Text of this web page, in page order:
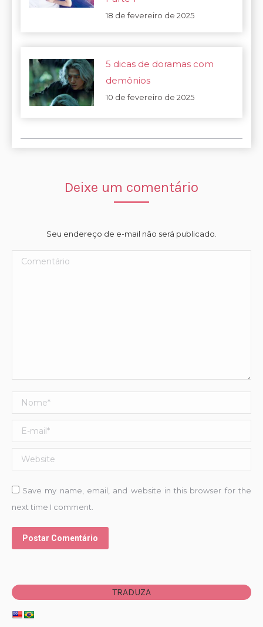
18 de fevereiro de 2025
5 dicas de doramas com
demônios
10 de fevereiro de 2025
Deixe um comentário
Seu endereço de e-mail não será publicado.
Comentário
Nome *
E-mail *
Website
Save my name, email, and website in this browser for the
next time I comment.
Postar Comentário
TRADUZA